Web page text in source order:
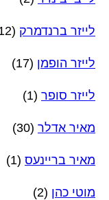
לייזר ברנדמרק (12)
לייזר הופמן (17)
לייזר סופר (1)
מאיר אדלר (30)
מאיר בריינעס (1)
מוטי כהן (2)